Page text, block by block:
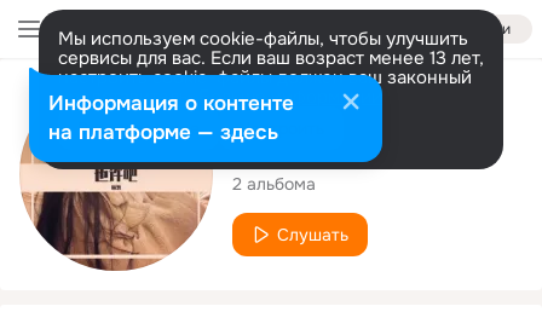
Войти
Мы используем cookie-файлы, чтобы улучшить
сервисы для вас. Если ваш возраст менее 13 лет,
настроить cookie-файлы должен ваш законный
представитель. Больше информации
Разрешить все Настроить
Исполнитель
杨葱
2 альбома
Слушать
Информация о контенте
на платформе — здесь